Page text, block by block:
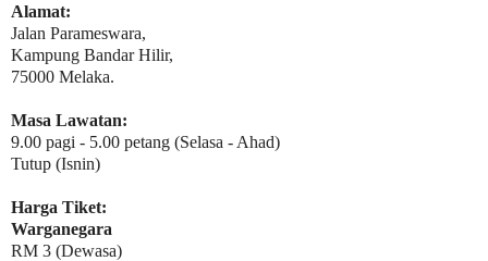
Alamat:
Jalan Parameswara,
Kampung Bandar Hilir,
75000 Melaka.
Masa Lawatan:
9.00 pagi - 5.00 petang (Selasa - Ahad)
Tutup (Isnin)
Harga Tiket:
Warganegara
RM 3 (Dewasa)